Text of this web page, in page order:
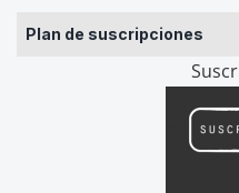
Plan de suscripciones